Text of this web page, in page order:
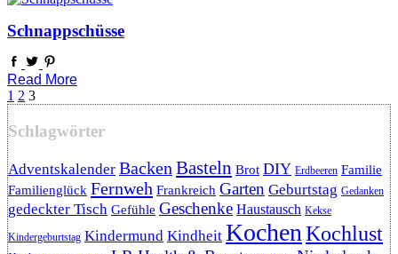
Schnappschüsse
Read More
Seitennummerierung
der
Beiträge
1 2 3
Schlagwörter
Adventskalender Backen Basteln Brot DIY Erdbeeren Familie
Familienglück Fernweh Frankreich Garten Geburtstag Gedanken
gedeckter Tisch Gefühle Geschenke Haustausch Kekse
Kindergeburtstag Kindermund Kindheit Kochen Kochlust